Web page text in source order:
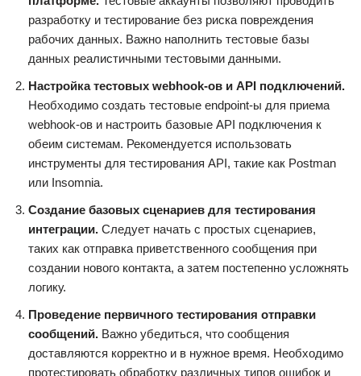
разработку и тестирование без риска повреждения
рабочих данных. Важно наполнить тестовые базы
данных реалистичными тестовыми данными.
Настройка тестовых webhook-ов и API подключений.
Необходимо создать тестовые endpoint-ы для приема
webhook-ов и настроить базовые API подключения к
обеим системам. Рекомендуется использовать
инструменты для тестирования API, такие как Postman
или Insomnia.
Создание базовых сценариев для тестирования
интеграции. Следует начать с простых сценариев,
таких как отправка приветственного сообщения при
создании нового контакта, а затем постепенно усложнять
логику.
Проведение первичного тестирования отправки
сообщений. Важно убедиться, что сообщения
доставляются корректно и в нужное время. Необходимо
протестировать обработку различных типов ошибок и